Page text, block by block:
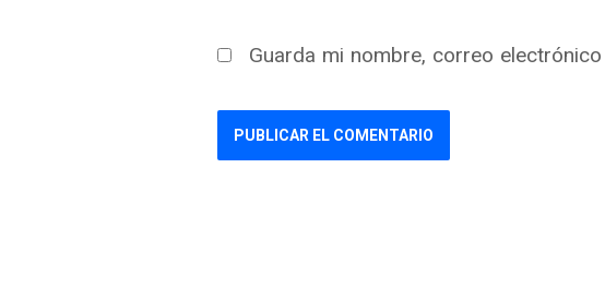
Guarda mi nombre, correo